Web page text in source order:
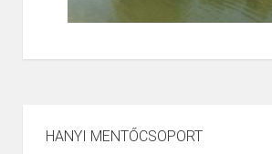
HANYI MENTŐCSOPORT